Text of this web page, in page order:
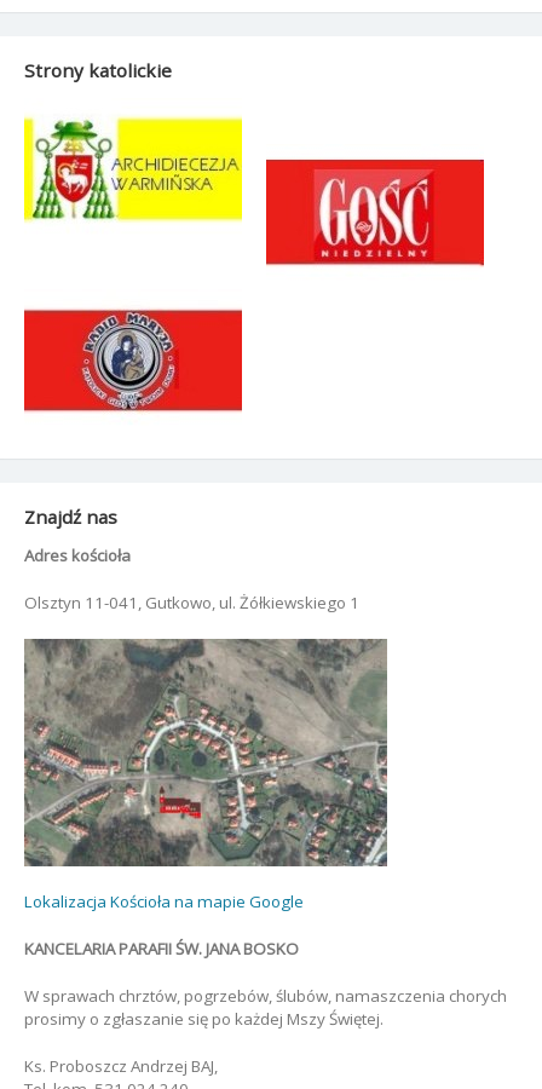
Strony katolickie
Znajdź nas
Adres kościoła
Olsztyn 11-041, Gutkowo, ul. Żółkiewskiego 1
Lokalizacja Kościoła na mapie Google
KANCELARIA PARAFII ŚW. JANA BOSKO
W sprawach chrztów, pogrzebów, ślubów, namaszczenia chorych
prosimy o zgłaszanie się po każdej Mszy Świętej.
Ks. Proboszcz Andrzej BAJ,